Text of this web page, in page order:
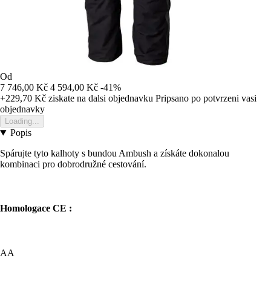
Od
7 746,00 Kč 4 594,00 Kč -41%
+229,70 Kč ziskate na dalsi objednavku Pripsano po potvrzeni vasi
objednavky
Loading...
Popis
Spárujte tyto kalhoty s bundou Ambush a získáte dokonalou
kombinaci pro dobrodružné cestování.
Homologace CE :
AA